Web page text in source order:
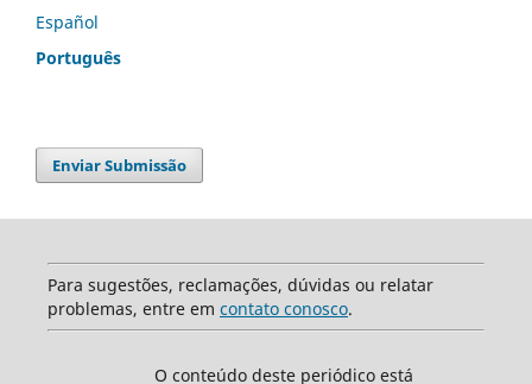
Español
Português
Enviar Submissão
Para sugestões, reclamações, dúvidas ou relatar
problemas, entre em contato conosco.
O conteúdo deste periódico está